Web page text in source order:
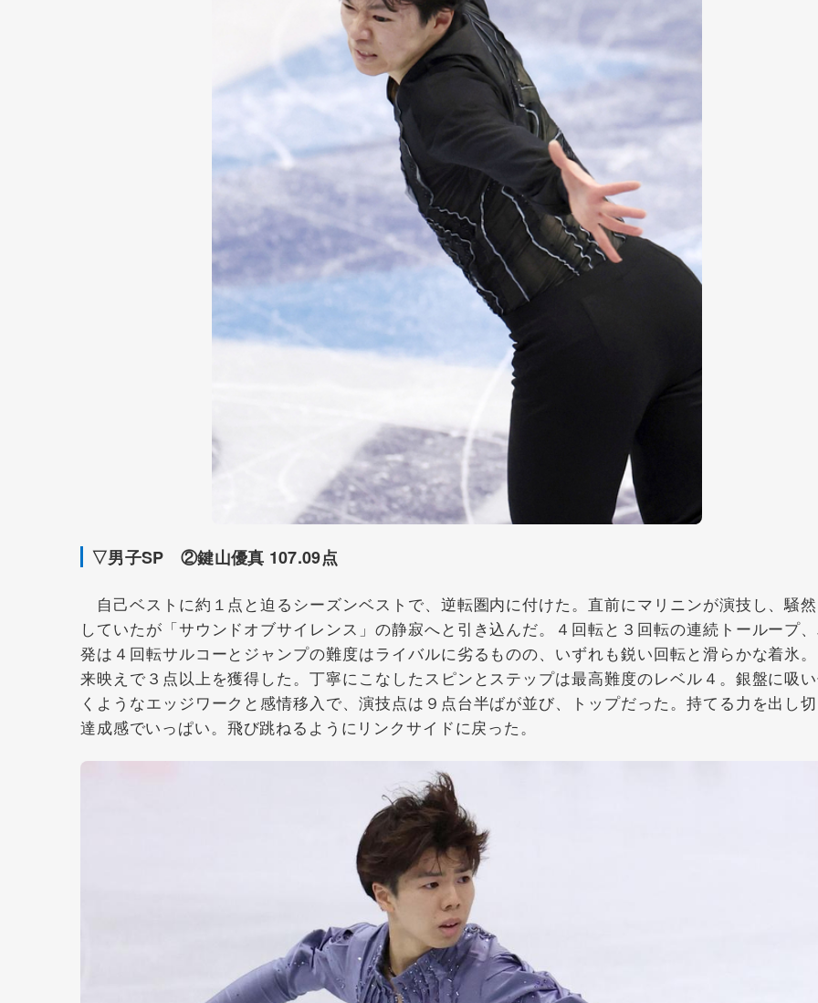
▽男子SP ②鍵山優真 107.09点
自己ベストに約１点と迫るシーズンベストで、逆転圏内に付けた。直前にマリニンが演技し、騒
していたが「サウンドオブサイレンス」の静寂へと引き込んだ。４回転と３回転の連続トーループ
発は４回転サルコーとジャンプの難度はライバルに劣るものの、いずれも鋭い回転と滑らかな着氷
来映えで３点以上を獲得した。丁寧にこなしたスピンとステップは最高難度のレベル４。銀盤に吸
くようなエッジワークと感情移入で、演技点は９点台半ばが並び、トップだった。持てる力を出し
達成感でいっぱい。飛び跳ねるようにリンクサイドに戻った。